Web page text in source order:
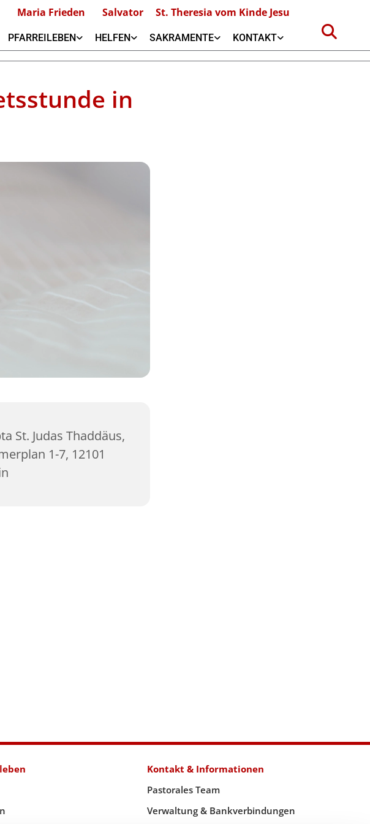
Maria Frieden Salvator St. Theresia vom Kinde Jesu
PFARREILEBEN HELFEN SAKRAMENTE KONTAKT
in
St. Judas Thaddäus,
1-7, 12101
Kontakt & Informationen
Pastorales Team
Verwaltung & Bankverbindungen